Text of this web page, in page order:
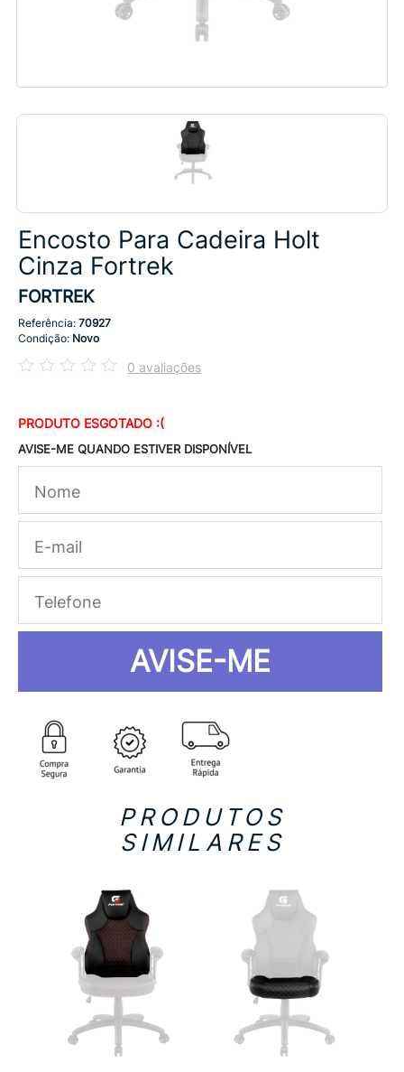
Encosto Para Cadeira Holt
Cinza Fortrek
FORTREK
Referência: 70927
Condição: Novo
0 avaliações
PRODUTO ESGOTADO :(
AVISE-ME QUANDO ESTIVER DISPONÍVEL
AVISE-ME
PRODUTOS
SIMILARES